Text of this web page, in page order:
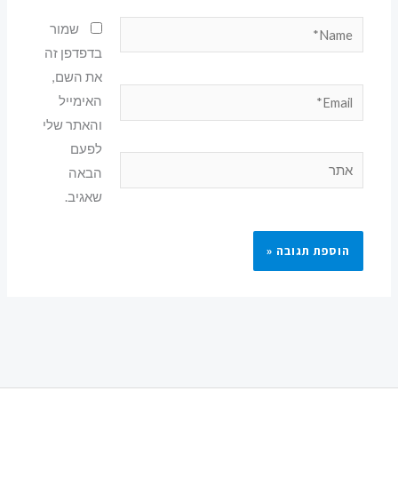
Email*
אתר
שמור
בדפדפן זה
את השם,
האימייל
והאתר שלי
לפעם
הבאה
שאגיב.